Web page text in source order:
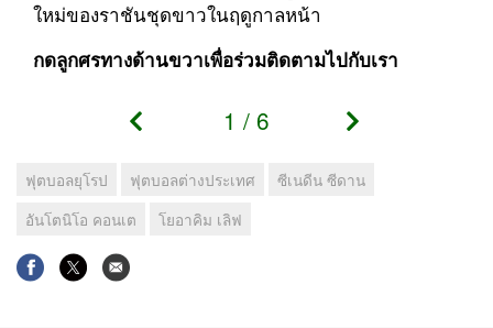
ใหม่ของราชันชุดขาวในฤดูกาลหน้า
กดลูกศรทางด้านขวาเพื่อร่วมติดตามไปกับเรา
1 / 6
ฟุตบอลยุโรป ฟุตบอลต่างประเทศ
ซีเนดีน ซีดาน
อันโตนิโอ คอนเต
โยอาคิม เลิฟ